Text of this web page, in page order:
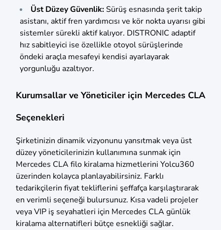
Üst Düzey Güvenlik: Sürüş esnasında şerit takip
asistanı, aktif fren yardımcısı ve kör nokta uyarısı gibi
sistemler sürekli aktif kalıyor. DISTRONIC adaptif
hız sabitleyici ise özellikle otoyol sürüşlerinde
öndeki araçla mesafeyi kendisi ayarlayarak
yorgunluğu azaltıyor.
Kurumsallar ve Yöneticiler için Mercedes CLA
Seçenekleri
Şirketinizin dinamik vizyonunu yansıtmak veya üst
düzey yöneticilerinizin kullanımına sunmak için
Mercedes CLA filo kiralama hizmetlerini Yolcu360
üzerinden kolayca planlayabilirsiniz. Farklı
tedarikçilerin fiyat tekliflerini şeffafça karşılaştırarak
en verimli seçeneği bulursunuz. Kısa vadeli projeler
veya VIP iş seyahatleri için Mercedes CLA günlük
kiralama alternatifleri bütçe esnekliği sağlar.